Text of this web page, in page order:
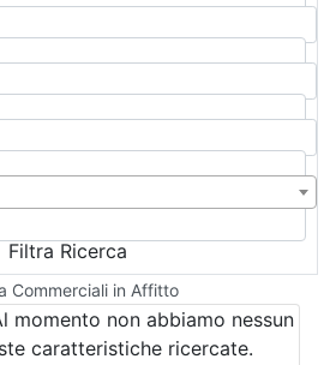
Commerciali in Affitto
Filtra Ricerca
momento non abbiamo nessun
caratteristiche ricercate.